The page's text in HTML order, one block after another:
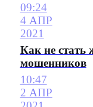
09:24
4 АПР
2021
Как не стать
мошенников
10:47
2 АПР